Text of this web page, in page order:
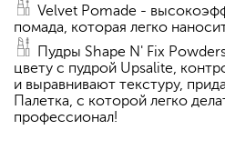
Velvet Pomade -
помада, которая легко
Пудры Shape N' Fix
цвету с пудрой Upsalite,
и выравнивают текстуру,
Палетка, с которой легко
профессионал!